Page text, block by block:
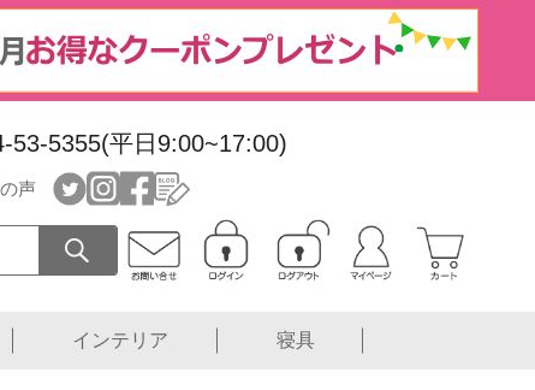
53-5355(平日9:00~17:00)
声
インテリア 寝具